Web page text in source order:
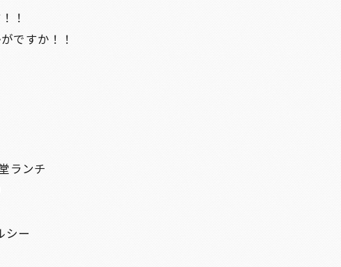
！
ですか！！
ランチ
シー